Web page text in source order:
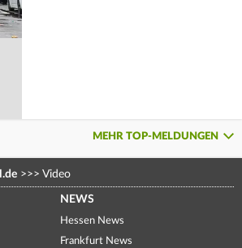
MEHR TOP-MELDUNGEN
>>> Video
NEWS
Hessen News
Frankfurt News